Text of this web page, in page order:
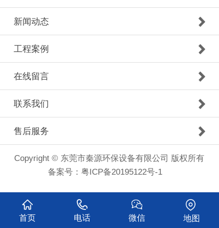
新闻动态
工程案例
在线留言
联系我们
售后服务
Copyright © 东莞市秦源环保设备有限公司 版权所有
备案号：粤ICP备20195122号-1
首页 电话 微信 地图